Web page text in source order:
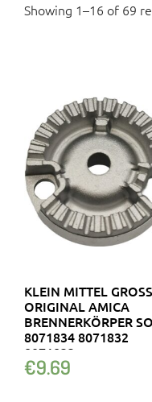
Showing 1–16 of 69
KLEIN MITTEL GROSS O
RIGINAL AMICA B
RENNERKÖRPER
071834 8071832 8
071833
€9.69